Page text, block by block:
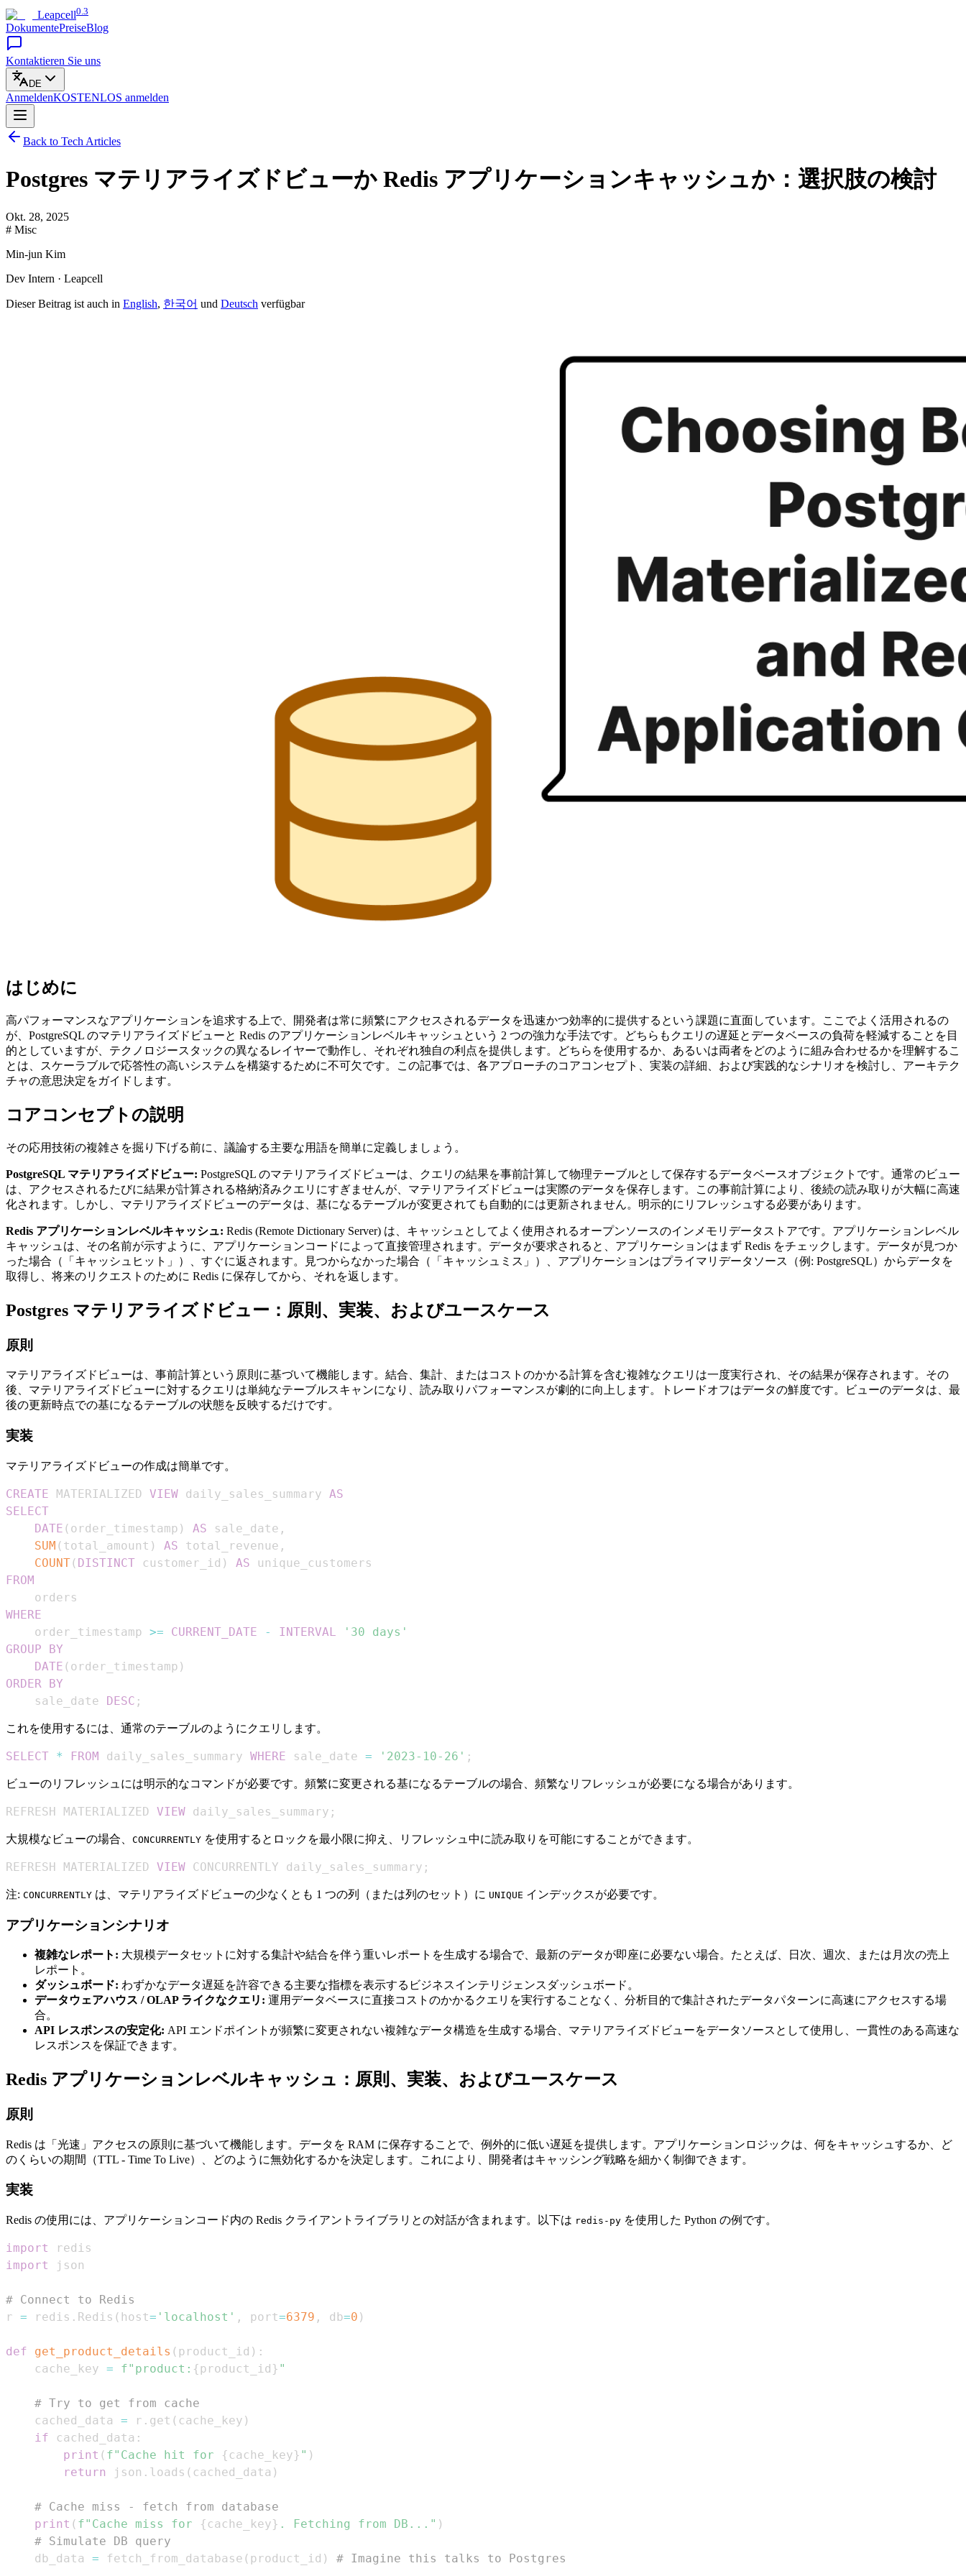
Leapcell0.3
DokumentePreiseBlog
Kontaktieren Sie uns
DE
AnmeldenKOSTENLOS anmelden
Back to Tech Articles
Postgres マテリアライズドビューか Redis アプリケーションキャッシュか：選択肢の検討
Okt. 28, 2025
# Misc
Min-jun Kim
Dev Intern · Leapcell
Dieser Beitrag ist auch in English, 한국어 und Deutsch verfügbar
はじめに
高パフォーマンスなアプリケーションを追求する上で、開発者は常に頻繁にアクセスされるデータを迅速かつ効率的に提供するという課題に直面しています。ここでよく活用されるの
が、PostgreSQL のマテリアライズドビューと Redis のアプリケーションレベルキャッシュという 2 つの強力な手法です。どちらもクエリの遅延とデータベースの負荷を軽減することを目
的としていますが、テクノロジースタックの異なるレイヤーで動作し、それぞれ独自の利点を提供します。どちらを使用するか、あるいは両者をどのように組み合わせるかを理解するこ
とは、スケーラブルで応答性の高いシステムを構築するために不可欠です。この記事では、各アプローチのコアコンセプト、実装の詳細、および実践的なシナリオを検討し、アーキテク
チャの意思決定をガイドします。
コアコンセプトの説明
その応用技術の複雑さを掘り下げる前に、議論する主要な用語を簡単に定義しましょう。
PostgreSQL マテリアライズドビュー: PostgreSQL のマテリアライズドビューは、クエリの結果を事前計算して物理テーブルとして保存するデータベースオブジェクトです。通常のビュー
は、アクセスされるたびに結果が計算される格納済みクエリにすぎませんが、マテリアライズドビューは実際のデータを保存します。この事前計算により、後続の読み取りが大幅に高速
化されます。しかし、マテリアライズドビューのデータは、基になるテーブルが変更されても自動的には更新されません。明示的にリフレッシュする必要があります。
Redis アプリケーションレベルキャッシュ: Redis (Remote Dictionary Server) は、キャッシュとしてよく使用されるオープンソースのインメモリデータストアです。アプリケーションレベル
キャッシュは、その名前が示すように、アプリケーションコードによって直接管理されます。データが要求されると、アプリケーションはまず Redis をチェックします。データが見つか
った場合（「キャッシュヒット」）、すぐに返されます。見つからなかった場合（「キャッシュミス」）、アプリケーションはプライマリデータソース（例: PostgreSQL）からデータを
取得し、将来のリクエストのために Redis に保存してから、それを返します。
Postgres マテリアライズドビュー：原則、実装、およびユースケース
原則
マテリアライズドビューは、事前計算という原則に基づいて機能します。結合、集計、またはコストのかかる計算を含む複雑なクエリは一度実行され、その結果が保存されます。その
後、マテリアライズドビューに対するクエリは単純なテーブルスキャンになり、読み取りパフォーマンスが劇的に向上します。トレードオフはデータの鮮度です。ビューのデータは、最
後の更新時点での基になるテーブルの状態を反映するだけです。
実装
マテリアライズドビューの作成は簡単です。
CREATE MATERIALIZED VIEW daily_sales_summary AS
SELECT
DATE ( order_timestamp ) AS sale_date ,
SUM ( total_amount ) AS total_revenue ,
COUNT( DISTINCT customer_id ) AS
FROM
WHERE
    order_timestamp
>= CURRENT_DATE - INTERVAL
'30 days'
GROUP
BY
DATE ( order_timestamp )
ORDER
BY
    sale_date
DESC ;
これを使用するには、通常のテーブルのようにクエリします。
SELECT * FROM daily_sales_summary WHERE sale_date = '2023-10-26' ;
ビューのリフレッシュには明示的なコマンドが必要です。頻繁に変更される基になるテーブルの場合、頻繁なリフレッシュが必要になる場合があります。
REFRESH MATERIALIZED VIEW daily_sales_summary ;
大規模なビューの場合、 CONCURRENTLY を使用するとロックを最小限に抑え、リフレッシュ中に読み取りを可能にすることができます。
REFRESH MATERIALIZED VIEW CONCURRENTLY daily_sales_summary ;
注: CONCURRENTLY は、マテリアライズドビューの少なくとも 1 つの列（または列のセット）に UNIQUE インデックスが必要です。
アプリケーションシナリオ
複雑なレポート: 大規模データセットに対する集計や結合を伴う重いレポートを生成する場合で、最新のデータが即座に必要ない場合。たとえば、日次、週次、または月次の売上
レポート。
ダッシュボード: わずかなデータ遅延を許容できる主要な指標を表示するビジネスインテリジェンスダッシュボード。
データウェアハウス / OLAP ライクなクエリ: 運用データベースに直接コストのかかるクエリを実行することなく、分析目的で集計されたデータパターンに高速にアクセスする場
合。
API レスポンスの安定化: API エンドポイントが頻繁に変更されない複雑なデータ構造を生成する場合、マテリアライズドビューをデータソースとして使用し、一貫性のある高速な
レスポンスを保証できます。
Redis アプリケーションレベルキャッシュ：原則、実装、およびユースケース
原則
Redis は「光速」アクセスの原則に基づいて機能します。データを RAM に保存することで、例外的に低い遅延を提供します。アプリケーションロジックは、何をキャッシュするか、ど
のくらいの期間（TTL - Time To Live）、どのように無効化するかを決定します。これにより、開発者はキャッシング戦略を細かく制御できます。
実装
Redis の使用には、アプリケーションコード内の Redis クライアントライブラリとの対話が含まれます。以下は redis-py を使用した Python の例です。
import
import
# Connect to Redis
r = redis . Redis ( host= 'localhost' , port=6379 , db=0 )
def get_product_details ( product_id ) :
    cache_key
= f"product: {product_id } "
# Try to get from cache
    cached_data
= r . get ( cache_key )
if cached_data :
print ( f"Cache hit for { cache_key} " )
return
json . loads ( cached_data )
# Cache miss - fetch from database
print ( f"Cache miss for { cache_key} . Fetching from DB..." )
# Simulate DB query
    db_data
= fetch_from_database ( product_id ) # Imagine this talks to Postgres